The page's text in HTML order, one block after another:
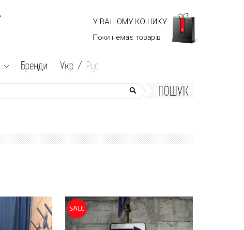
У ВАШОМУ КОШИКУ
Поки немає товарів
Бренди Укр / Рус
ПОШУК
SALE